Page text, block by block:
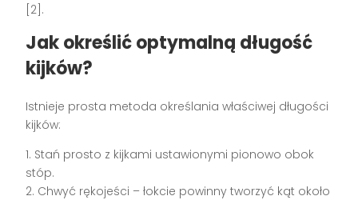
[2].
Jak określić optymalną długość
kijków?
Istnieje prosta metoda określania właściwej długości
kijków:
1. Stań prosto z kijkami ustawionymi pionowo obok
stóp.
2. Chwyć rękojeści – łokcie powinny tworzyć kąt około